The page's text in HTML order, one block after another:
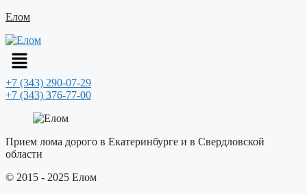
Елом
Меню
+7 (343) 290-07-29
+7 (343) 376-77-00
Прием лома дорого в Екатеринбурге и в Свердловской
области
© 2015 - 2025 Елом